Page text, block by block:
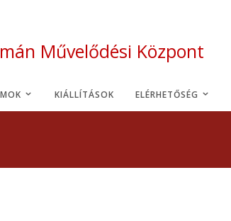
Művelődési Központ
KIÁLLÍTÁSOK ELÉRHETŐSÉG